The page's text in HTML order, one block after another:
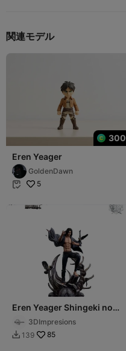
関連モデル
300
Eren Yeager
GoldenDawn
 5
Eren Yeager Shingeki no
Kyojin (Diseño Mejorado)
3DImpresions
 139 85